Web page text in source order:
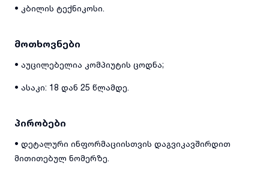
• კბილის ტექნიკოსი.
მოთხოვნები
• აუცილებელია კომპიუტის ცოდნა;
• ასაკი: 18 დან 25 წლამდე.
პირობები
• დეტალური ინფორმაციისთვის დაგვიკავშირდით
მითითებულ ნომერზე.